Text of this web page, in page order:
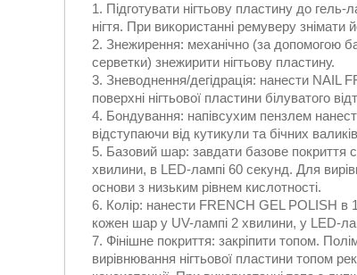
Підготувати нігтьову пластину до
нігтя. При використанні ремуверу
Знежирення: механічно (за допомогою
серветки) знежирити нігтьову пластину.
Зневоднення/дегідрація: нанести NAIL
поверхні нігтьової пластини білуватого
Бондування: напівсухим пензлем
відступаючи від кутикули та бічних
Базовий шар: завдати базове покриття
хвилини, в LED-лампі 60 секунд. Для
основи з низьким рівнем кислотності.
Колір: нанести FRENCH GEL POLISH в
кожен шар у UV-лампі 2 хвилини, у LED-
Фінішне покриття: закріпити топом.
вирівнювання нігтьової пластини топом